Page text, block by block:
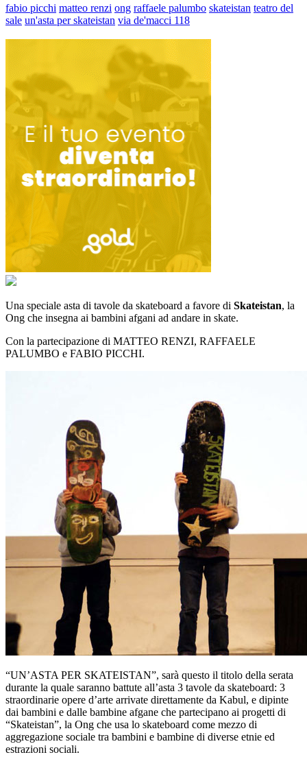
fabio picchi matteo renzi ong raffaele palumbo skateistan teatro del
sale un'asta per skateistan via de'macci 118
Una speciale asta di tavole da skateboard a favore di Skateistan, la
Ong che insegna ai bambini afgani ad andare in skate.
Con la partecipazione di MATTEO RENZI, RAFFAELE
PALUMBO e FABIO PICCHI.
“UN’ASTA PER SKATEISTAN”, sarà questo il titolo della serata
durante la quale saranno battute all’asta 3 tavole da skateboard: 3
straordinarie opere d’arte arrivate direttamente da Kabul, e dipinte
dai bambini e dalle bambine afgane che partecipano ai progetti di
“Skateistan”, la Ong che usa lo skateboard come mezzo di
aggregazione sociale tra bambini e bambine di diverse etnie ed
estrazioni sociali.